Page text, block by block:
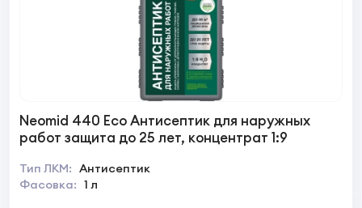
Neomid 440 Eco Антисептик для наружных
работ защита до 25 лет, концентрат 1:9
Тип ЛКМ: Антисептик
Фасовка: 1 л